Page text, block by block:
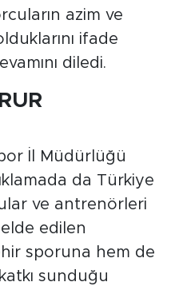
azim ve
ifade
diledi.
İl Müdürlüğü
da Türkiye
ve antrenörleri
elde edilen
sporuna hem de
sunduğu